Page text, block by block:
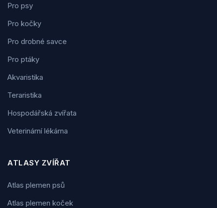
Pro psy
Pro kočky
Pro drobné savce
Pro ptáky
Akvaristika
Teraristika
Hospodářská zvířata
Veterinární lékárna
ATLASY ZVÍŘAT
Atlas plemen psů
Atlas plemen koček